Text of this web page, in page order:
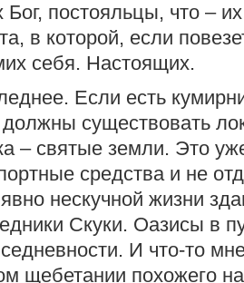
Бог, постояльцы, что –
в которой, если
себя. Настоящих.
Если есть
существовать
– святые земли. Это
средства и не
нескучной жизни
Скуки. Оазисы в
И что-то
щебетании похожего